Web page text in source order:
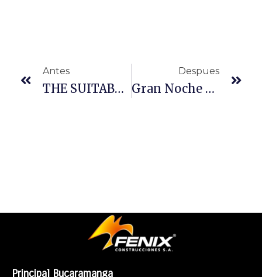
Antes
THE SUITABLE MODEL OF MAJESTIC REMOVED
Despues
Gran Noche De Concierto, Premios, Sorteos Y Más
Principal Bucaramanga